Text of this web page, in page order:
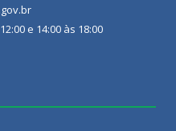
e 14:00 às 18:00